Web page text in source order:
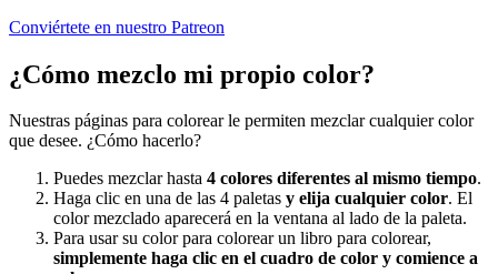
Conviértete en nuestro Patreon
¿Cómo mezclo mi propio color?
Nuestras páginas para colorear le permiten mezclar cualquier color
que desee. ¿Cómo hacerlo?
Puedes mezclar hasta 4 colores diferentes al mismo tiempo.
Haga clic en una de las 4 paletas y elija cualquier color. El
color mezclado aparecerá en la ventana al lado de la paleta.
Para usar su color para colorear un libro para colorear,
simplemente haga clic en el cuadro de color y comience a